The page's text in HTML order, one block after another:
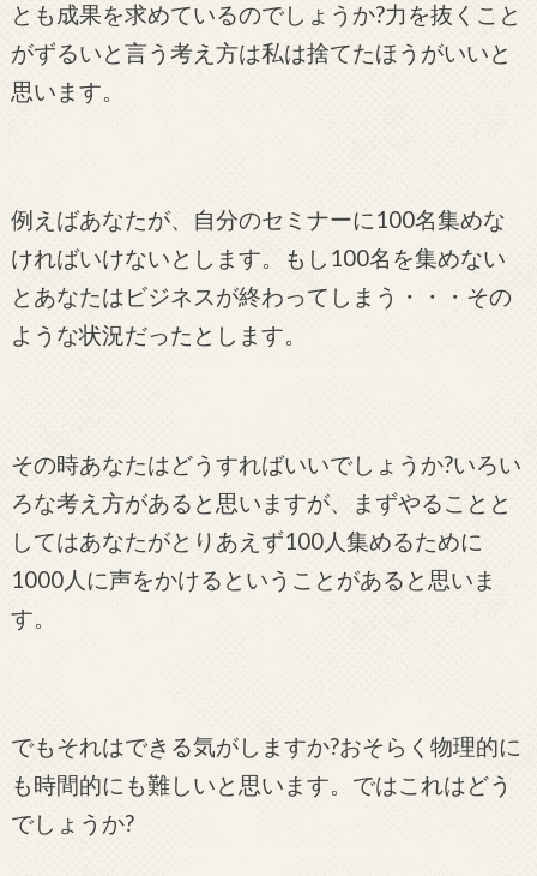
とも成果を求めているのでしょうか?力を抜くこと
がずるいと言う考え方は私は捨てたほうがいいと
思います。
例えばあなたが、自分のセミナーに100名集めな
ければいけないとします。もし100名を集めない
とあなたはビジネスが終わってしまう・・・その
ような状況だったとします。
その時あなたはどうすればいいでしょうか?いろい
ろな考え方があると思いますが、まずやることと
してはあなたがとりあえず100人集めるために
1000人に声をかけるということがあると思いま
す。
でもそれはできる気がしますか?おそらく物理的に
も時間的にも難しいと思います。ではこれはどう
でしょうか?